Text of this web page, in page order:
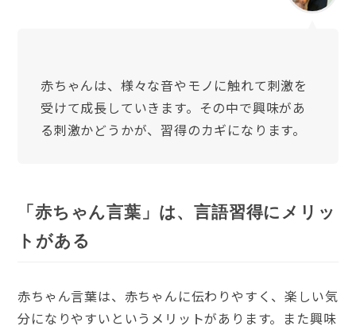
赤ちゃんは、様々な音やモノに触れて刺激を
受けて成長していきます。その中で興味があ
る刺激かどうかが、習得のカギになります。
「赤ちゃん言葉」は、言語習得にメリッ
トがある
赤ちゃん言葉は、赤ちゃんに伝わりやすく、楽しい気
分になりやすいというメリットがあります。また興味